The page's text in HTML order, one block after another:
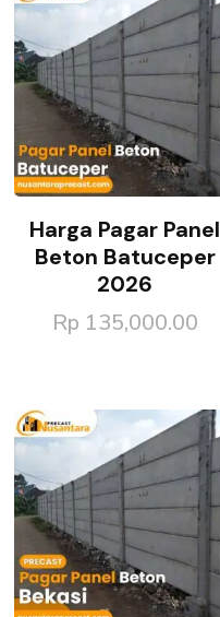
Harga Pagar Panel
Beton Batuceper
2026
Rp 135,000.00